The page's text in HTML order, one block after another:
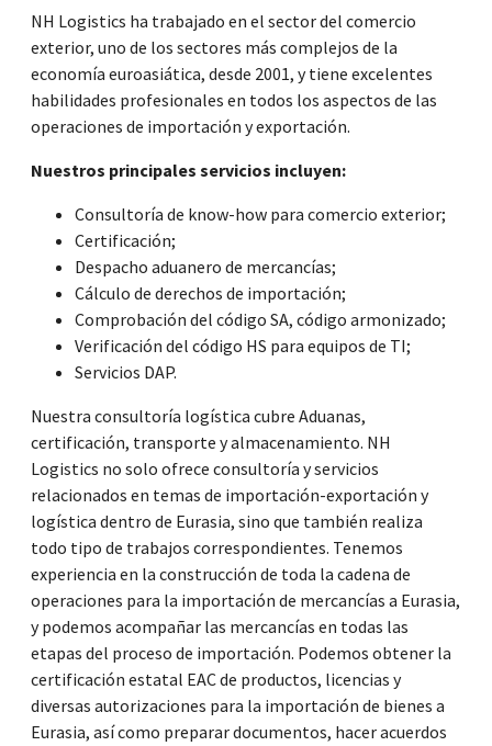
NH Logistics ha trabajado en el sector del comercio
exterior, uno de los sectores más complejos de la
economía euroasiática, desde 2001, y tiene excelentes
habilidades profesionales en todos los aspectos de las
operaciones de importación y exportación.
Nuestros principales servicios incluyen:
Consultoría de know-how para comercio exterior;
Certificación;
Despacho aduanero de mercancías;
Cálculo de derechos de importación;
Comprobación del código SA, código armonizado;
Verificación del código HS para equipos de TI;
Servicios DAP.
Nuestra consultoría logística cubre Aduanas,
certificación, transporte y almacenamiento. NH
Logistics no solo ofrece consultoría y servicios
relacionados en temas de importación-exportación y
logística dentro de Eurasia, sino que también realiza
todo tipo de trabajos correspondientes. Tenemos
experiencia en la construcción de toda la cadena de
operaciones para la importación de mercancías a Eurasia,
y podemos acompañar las mercancías en todas las
etapas del proceso de importación. Podemos obtener la
certificación estatal EAC de productos, licencias y
diversas autorizaciones para la importación de bienes a
Eurasia, así como preparar documentos, hacer acuerdos